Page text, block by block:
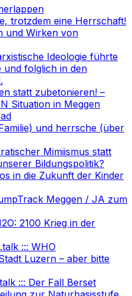
trotzdem eine Herrschaft!
und Wirken von
Ideologie führte
und folglich in den
statt zubetonieren! –
Situation in Meggen
und herrsche (über
Mimiismus statt
Bildungspolitik?
in die Zukunft der Kinder
Meggen / JA zum
2100 Krieg in der
::: WHO
Luzern – aber bitte
::: Der Fall Berset